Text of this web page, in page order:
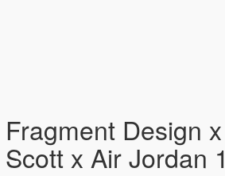
Fragment Design
Scott x Air Jordan 1